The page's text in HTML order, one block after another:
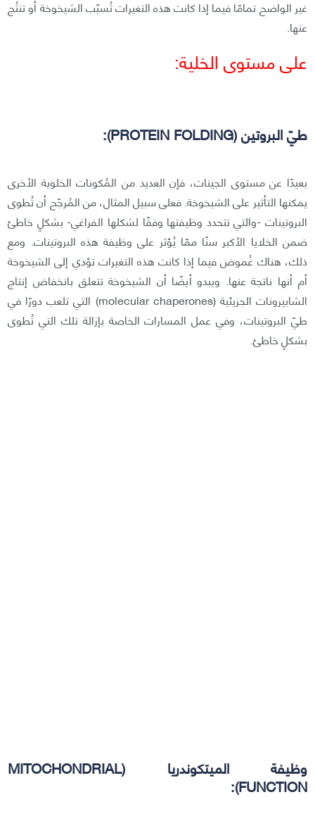
غير الواضح تمامًا فيما إذا كانت هذه التغيرات تُسبّب الشيخوخة أو تنتُج
عنها.
على مستوى الخلية:
طيّ البروتين (PROTEIN FOLDING):
بعيدًا عن مستوى الجينات، فإن العديد من المُكونات الخلوية الأخرى
يمكنها التأثير على الشيخوخة. فعلى سبيل المثال، من المُرجّح أن تُطوى
البروتينات -والتي تتحدد وظيفتها وفقًا لشكلها الفراغي- بشكلٍ خاطئ
ضمن الخلايا الأكبر سنًا ممّا يُؤثر على وظيفة هذه البروتينات. ومع
ذلك، هناك غُموض فيما إذا كانت هذه التغيرات تؤدي إلى الشيخوخة
أم أنها ناتجة عنها. ويبدو أيضًا أن الشيخوخة تتعلق بانخفاض إنتاج
الشابيرونات الجزيئية (molecular chaperones) التي تلعب دورًا في
طيّ البروتينات، وفي عمل المسارات الخاصة بإزالة تلك التي تُطوى
بشكلٍ خاطئ.
وظيفة الميتكوندريا (MITOCHONDRIAL
FUNCTION):